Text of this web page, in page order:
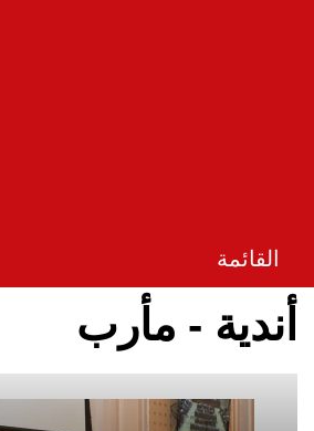
القائمة
أندية - مأرب